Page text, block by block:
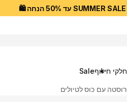
SUMMER SALE עד 50% הנחה 🛍️
חלקי חילוףSale